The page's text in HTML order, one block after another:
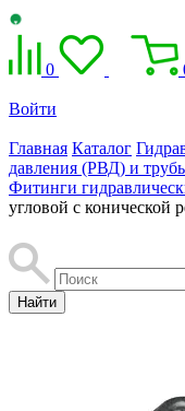
0
Войти
Главная Каталог
давления (РВД) и
Фитинги
угловой с конической
Найти